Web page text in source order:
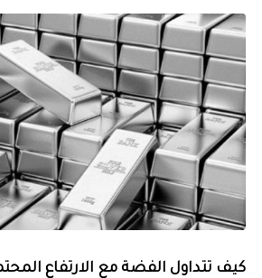
كيف تتداول الفضة مع الارتفاع